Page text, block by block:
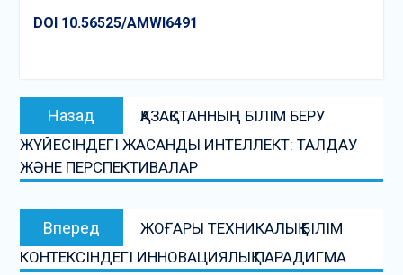
DOI 10.56525/AMWI6491
Post
navigation
Назад
Предыдущая
запись:
ҚАЗАҚСТАННЫҢ БІЛІМ БЕРУ
ЖҮЙЕСІНДЕГІ ЖАСАНДЫ ИНТЕЛЛЕКТ: ТАЛДАУ
ЖӘНЕ ПЕРСПЕКТИВАЛАР
Вперед
Следующая
запись:
ЖОҒАРЫ ТЕХНИКАЛЫҚ БІЛІМ
КОНТЕКСІНДЕГІ ИННОВАЦИЯЛЫҚ ПАРАДИГМА